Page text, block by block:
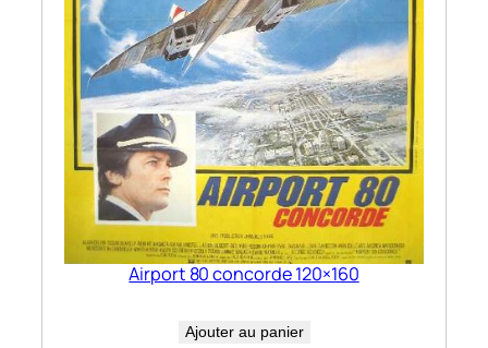
Airport 80 concorde 120×160
Ajouter au panier